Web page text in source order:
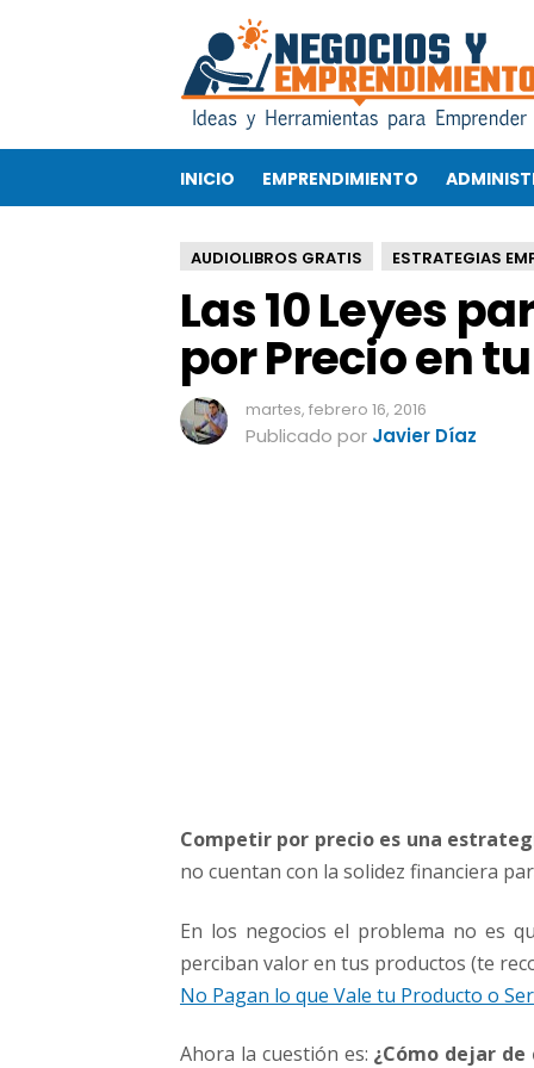
s
e
y
e
s
p
r
d
e
r
P
e
i
o
n
INICIO EMPRENDIMIENTO
AUDIOLIBROS GRATIS ESTRATEGIAS
Las 10 Leyes
por Precio en
martes, febrero 16, 2016
Publicado por Javier Díaz
Competir por precio es una
no cuentan con la solidez financiera
En los negocios el problema no es
perciban valor en tus productos (te
No Pagan lo que Vale tu Producto o
Ahora la cuestión es: ¿Cómo dejar